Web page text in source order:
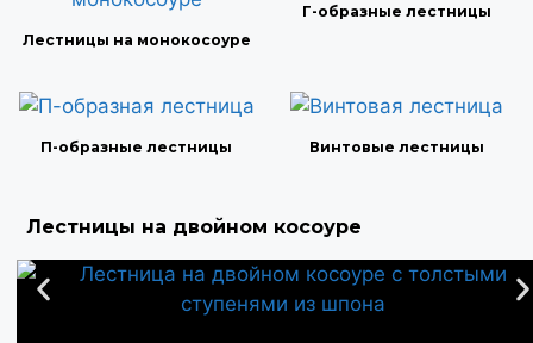
Лестницы на монокосоуре
Г-образные лестницы
П-образные лестницы Винтовые лестницы
Лестницы на двойном косоуре